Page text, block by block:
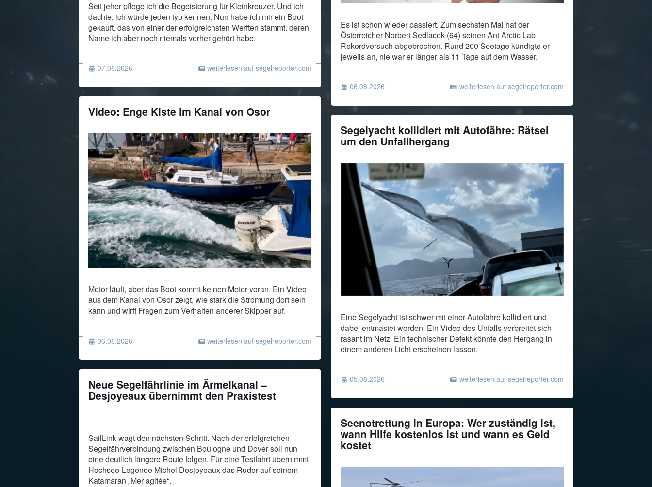
Seit jeher pflege ich die Begeisterung für Kleinkreuzer. Und ich
dachte, ich würde jeden typ kennen. Nun habe ich mir ein Boot
gekauft, das von einer der erfolgreichsten Werften stammt, deren
Name ich aber noch niemals vorher gehört habe.
07.08.2026 weiterlesen auf segelreporter.com
Es ist schon wieder passiert. Zum sechsten Mal hat der
Österreicher Norbert Sedlacek (64) seinen Ant Arctic Lab
Rekordversuch abgebrochen. Rund 200 Seetage kündigte er
jeweils an, nie war er länger als 11 Tage auf dem Wasser.
06.08.2026 weiterlesen auf segelreporter.com
Video: Enge Kiste im Kanal von Osor
Motor läuft, aber das Boot kommt keinen Meter voran. Ein Video
aus dem Kanal von Osor zeigt, wie stark die Strömung dort sein
kann und wirft Fragen zum Verhalten anderer Skipper auf.
06.08.2026 weiterlesen auf segelreporter.com
Segelyacht kollidiert mit Autofähre: Rätsel
um den Unfallhergang
Eine Segelyacht ist schwer mit einer Autofähre kollidiert und
dabei entmastet worden. Ein Video des Unfalls verbreitet sich
rasant im Netz. Ein technischer Defekt könnte den Hergang in
einem anderen Licht erscheinen lassen.
05.08.2026 weiterlesen auf segelreporter.com
Neue Segelfährlinie im Ärmelkanal –
Desjoyeaux übernimmt den Praxistest
SailLink wagt den nächsten Schritt. Nach der erfolgreichen
Segelfährverbindung zwischen Boulogne und Dover soll nun
eine deutlich längere Route folgen. Für eine Testfahrt übernimmt
Hochsee-Legende Michel Desjoyeaux das Ruder auf seinem
Katamaran „Mer agitée“.
Seenotrettung in Europa: Wer zuständig ist,
wann Hilfe kostenlos ist und wann es Geld
kostet